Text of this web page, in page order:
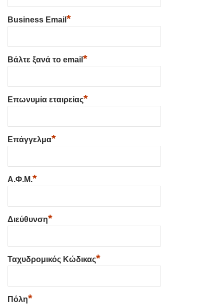
Business Email *
Βάλτε ξανά το email *
Επωνυμία εταιρείας*
Επάγγελμα*
Α.Φ.Μ.*
Διεύθυνση*
Ταχυδρομικός Κώδικας*
Πόλη*